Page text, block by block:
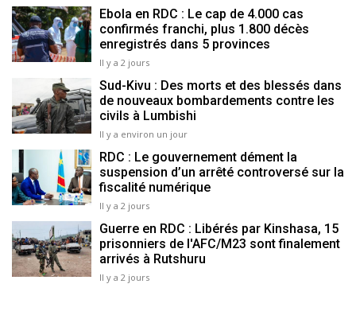
Ebola en RDC : Le cap de 4.000 cas
confirmés franchi, plus 1.800 décès
enregistrés dans 5 provinces
Il y a 2 jours
Sud-Kivu : Des morts et des blessés dans
de nouveaux bombardements contre les
civils à Lumbishi
Il y a environ un jour
RDC : Le gouvernement dément la
suspension d’un arrêté controversé sur la
fiscalité numérique
Il y a 2 jours
Guerre en RDC : Libérés par Kinshasa, 15
prisonniers de l'AFC/M23 sont finalement
arrivés à Rutshuru
Il y a 2 jours